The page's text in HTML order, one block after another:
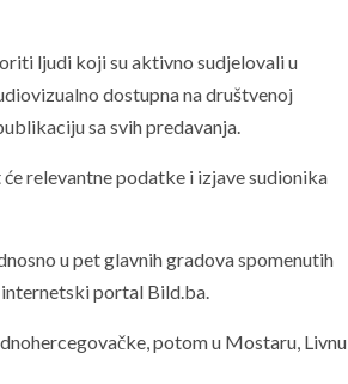
ljudi koji su aktivno sudjelovali u
dostupna na društvenoj
sa svih predavanja.
relevantne podatke i izjave sudionika
u pet glavnih gradova spomenutih
portal Bild.ba.
potom u Mostaru, Livnu,